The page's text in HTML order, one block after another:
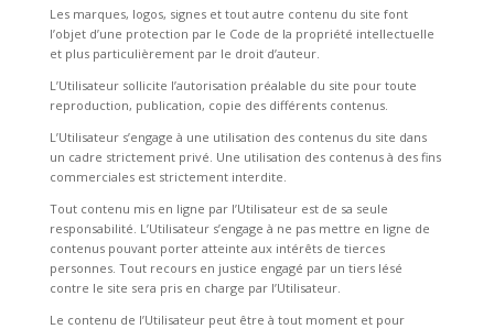
Les marques, logos, signes et tout autre contenu du site font
l’objet d’une protection par le Code de la propriété intellectuelle
et plus particulièrement par le droit d’auteur.
L’Utilisateur sollicite l’autorisation préalable du site pour toute
reproduction, publication, copie des différents contenus.
L’Utilisateur s’engage à une utilisation des contenus du site dans
un cadre strictement privé. Une utilisation des contenus à des fins
commerciales est strictement interdite.
Tout contenu mis en ligne par l’Utilisateur est de sa seule
responsabilité. L’Utilisateur s’engage à ne pas mettre en ligne de
contenus pouvant porter atteinte aux intérêts de tierces
personnes. Tout recours en justice engagé par un tiers lésé
contre le site sera pris en charge par l’Utilisateur.
Le contenu de l’Utilisateur peut être à tout moment et pour